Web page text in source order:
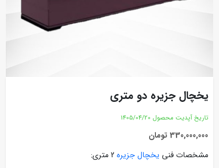
یخچال جزیره دو متری
تاریخ آپدیت محصول 1405/04/20
330,000,000 تومان
مشخصات فنی یخچال جزیره